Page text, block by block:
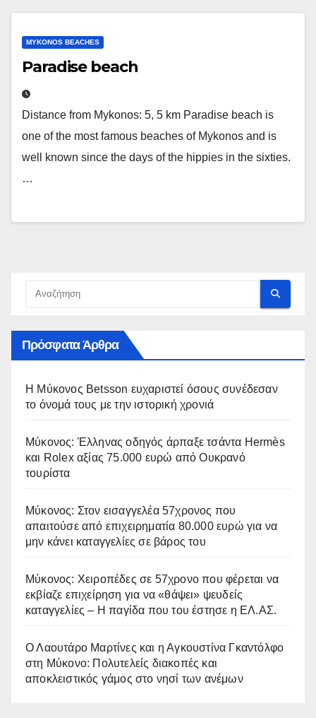
MYKONOS BEACHES
Paradise beach
Distance from Mykonos: 5, 5 km Paradise beach is
one of the most famous beaches of Mykonos and is
well known since the days of the hippies in the sixties.
…
Πρόσφατα Άρθρα
Η Μύκονος Betsson ευχαριστεί όσους συνέδεσαν
το όνομά τους με την ιστορική χρονιά
Μύκονος: Έλληνας οδηγός άρπαξε τσάντα Hermès
και Rolex αξίας 75.000 ευρώ από Ουκρανό
τουρίστα
Μύκονος: Στον εισαγγελέα 57χρονος που
απαιτούσε από επιχειρηματία 80.000 ευρώ για να
μην κάνει καταγγελίες σε βάρος του
Μύκονος: Χειροπέδες σε 57χρονο που φέρεται να
εκβίαζε επιχείρηση για να «θάψει» ψευδείς
καταγγελίες – Η παγίδα που του έστησε η ΕΛ.ΑΣ.
Ο Λαουτάρο Μαρτίνες και η Αγκουστίνα Γκαντόλφο
στη Μύκονο: Πολυτελείς διακοπές και
αποκλειστικός γάμος στο νησί των ανέμων